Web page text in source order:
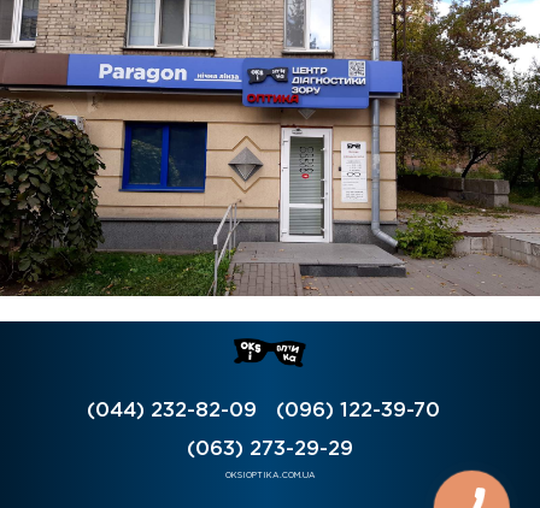
(044) 232-82-09 (096) 122-39-70
(063) 273-29-29
OKSIOPTIKA.COM.UA